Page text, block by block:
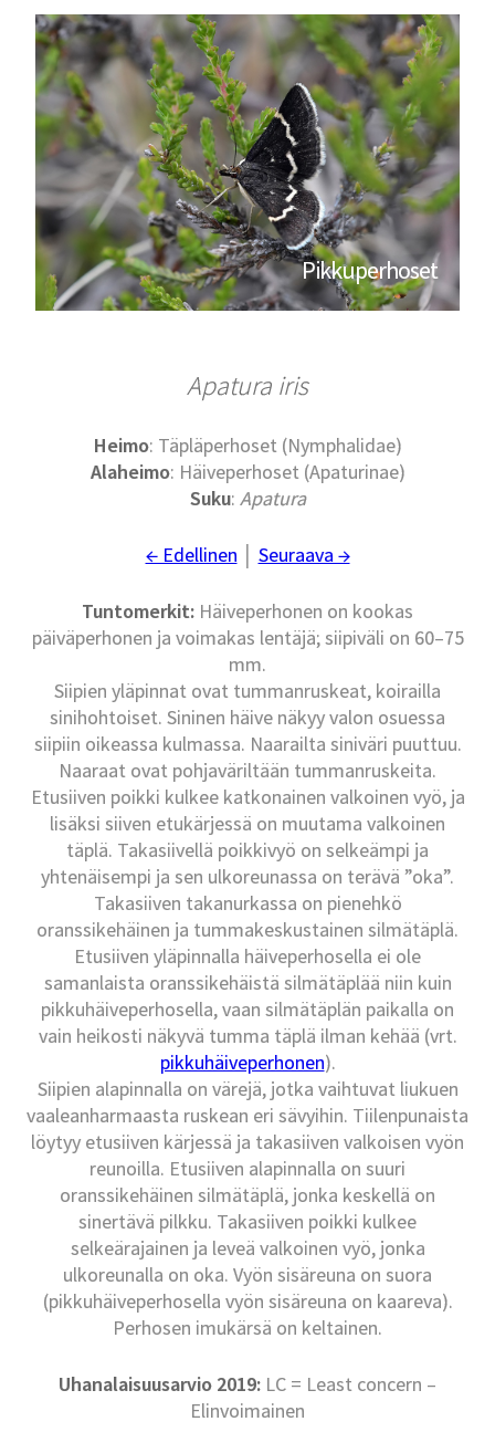
Pikkuperhoset
Apatura iris
Heimo: Täpläperhoset (Nymphalidae)
Alaheimo: Häiveperhoset (Apaturinae)
Suku: Apatura
← Edellinen Seuraava →
Tuntomerkit: Häiveperhonen on kookas
päiväperhonen ja voimakas lentäjä; siipiväli on 60–75
mm.
Siipien yläpinnat ovat tummanruskeat, koirailla
sinihohtoiset. Sininen häive näkyy valon osuessa
siipiin oikeassa kulmassa. Naarailta siniväri puuttuu.
Naaraat ovat pohjaväriltään tummanruskeita.
Etusiiven poikki kulkee katkonainen valkoinen vyö, ja
lisäksi siiven etukärjessä on muutama valkoinen
täplä. Takasiivellä poikkivyö on selkeämpi ja
yhtenäisempi ja sen ulkoreunassa on terävä ”oka”.
Takasiiven takanurkassa on pienehkö
oranssikehäinen ja tummakeskustainen silmätäplä.
Etusiiven yläpinnalla häiveperhosella ei ole
samanlaista oranssikehäistä silmätäplää niin kuin
pikkuhäiveperhosella, vaan silmätäplän paikalla on
vain heikosti näkyvä tumma täplä ilman kehää (vrt.
pikkuhäiveperhonen).
Siipien alapinnalla on värejä, jotka vaihtuvat liukuen
vaaleanharmaasta ruskean eri sävyihin. Tiilenpunaista
löytyy etusiiven kärjessä ja takasiiven valkoisen vyön
reunoilla. Etusiiven alapinnalla on suuri
oranssikehäinen silmätäplä, jonka keskellä on
sinertävä pilkku. Takasiiven poikki kulkee
selkeärajainen ja leveä valkoinen vyö, jonka
ulkoreunalla on oka. Vyön sisäreuna on suora
(pikkuhäiveperhosella vyön sisäreuna on kaareva).
Perhosen imukärsä on keltainen.
Uhanalaisuusarvio 2019: LC = Least concern –
Elinvoimainen